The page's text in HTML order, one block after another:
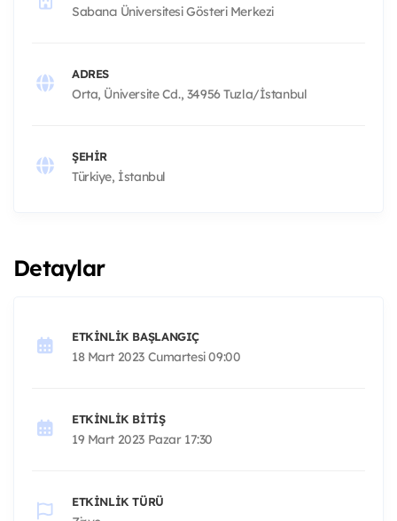
Sabancı Üniversitesi Gösteri Merkezi
ADRES
Orta, Üniversite Cd., 34956 Tuzla/İstanbul
ŞEHIR
Türkiye, İstanbul
Detaylar
ETKINLIK BAŞLANGIÇ
18 Mart 2023 Cumartesi 09:00
ETKINLIK BITIŞ
19 Mart 2023 Pazar 17:30
ETKINLIK TÜRÜ